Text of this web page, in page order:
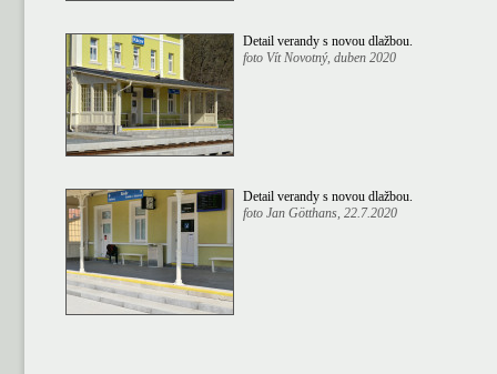
Detail verandy s novou dlažbou.
foto Vít Novotný, duben 2020
Detail verandy s novou dlažbou.
foto Jan Götthans, 22.7.2020